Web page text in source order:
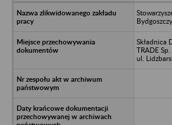
Składnica
TRADE
ul.